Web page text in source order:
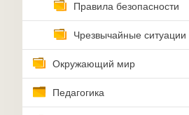
Правила безопасности
Чрезвычайные ситуации
Окружающий мир
Педагогика